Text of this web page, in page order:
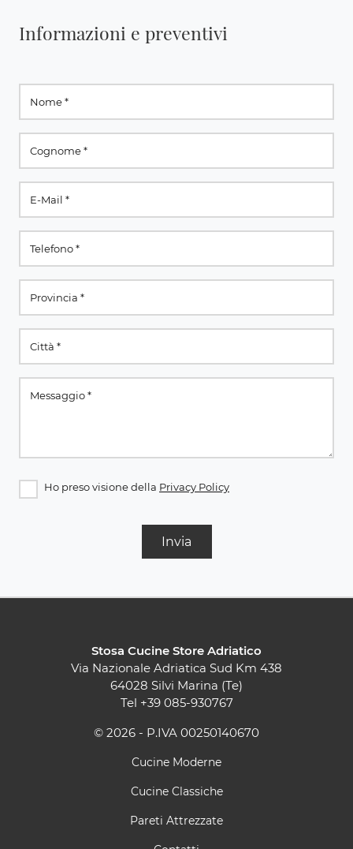
Informazioni e preventivi
Ho preso visione della Privacy Policy
Invia
Stosa Cucine Store Adriatico
Via Nazionale Adriatica Sud Km 438
64028 Silvi Marina (Te)
Tel +39 085-930767
© 2026 - P.IVA 00250140670
Cucine Moderne
Cucine Classiche
Pareti Attrezzate